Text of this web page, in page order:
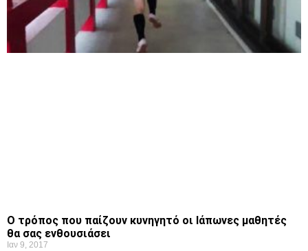
Ο τρόπος που παίζουν κυνηγητό οι Ιάπωνες μαθητές
θα σας ενθουσιάσει
Ιαν 9, 2017